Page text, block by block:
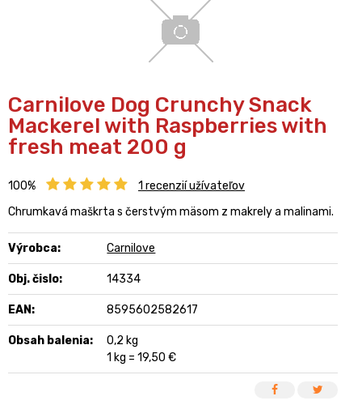
Carnilove Dog Crunchy Snack
Mackerel with Raspberries with
fresh meat 200 g
100% 1 recenzií užívateľov
Chrumkavá maškrta s čerstvým mäsom z makrely a malinami.
Výrobca: Carnilove
Obj. čislo: 14334
EAN: 8595602582617
Obsah balenia:
0,2 kg
1 kg = 19,50 €